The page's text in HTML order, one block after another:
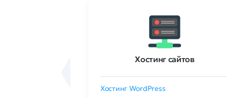
Хостинг сайтов
Хостинг WordPress